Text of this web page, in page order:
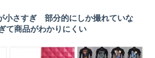
さすぎ 部分的にしか撮れていな
て商品がわかりにくい